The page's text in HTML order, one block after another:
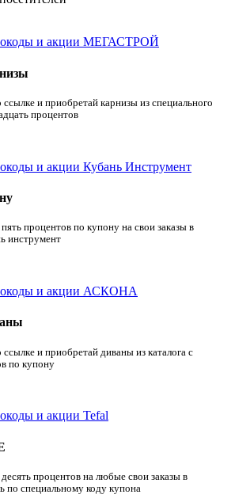
и приобретай карнизы из специального
процентов
процентов по купону на свои заказы в
инструмент
и приобретай диваны из каталога с
по купону
процентов на любые свои заказы в
по специальному коду купона